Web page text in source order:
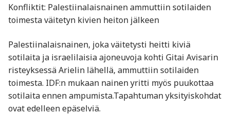
Konfliktit: Palestiinalaisnainen ammuttiin sotilaiden
toimesta väitetyn kivien heiton jälkeen
Palestiinalaisnainen, joka väitetysti heitti kiviä
sotilaita ja israelilaisia ajoneuvoja kohti Gitai Avisarin
risteyksessä Arielin lähellä, ammuttiin sotilaiden
toimesta. IDF:n mukaan nainen yritti myös puukottaa
sotilaita ennen ampumista.Tapahtuman yksityiskohdat
ovat edelleen epäselviä. ​